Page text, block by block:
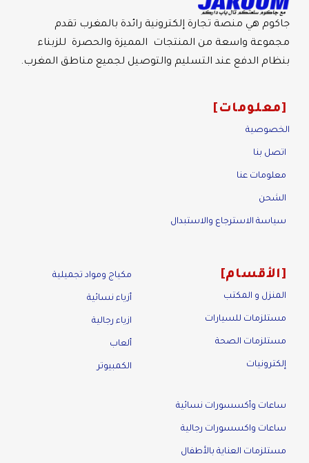
جاكوم هي منصة تجارة إلكترونية رائدة بالمغرب تقدم
مجموعة واسعة من المنتجات المميزة والحصرة للزبناء
بنظام الدفع عند التسليم والتوصيل لجميع مناطق المغرب.
معلومات
الخصوصية
اتصل بنا
معلومات عنا
الشحن
سياسة الاسترجاع والاستبدال
الأقسام
المنزل و المكتب
مستلزمات للسيارات
مستلزمات الصحة
إلكترونيات
مكياج ومواد تجميلية
أزياء نسائية
ازياء رجالية
ألعاب
الكمبيوتر
ساعات وأكسسورات نسائية
ساعات واكسسورات رجالية
مستلزمات العناية بالأطفال